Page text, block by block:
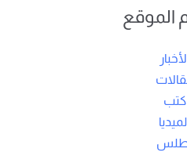
الموقع
كتب